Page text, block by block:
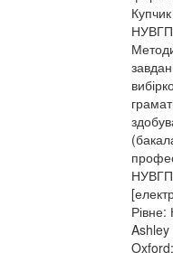
НУВГП